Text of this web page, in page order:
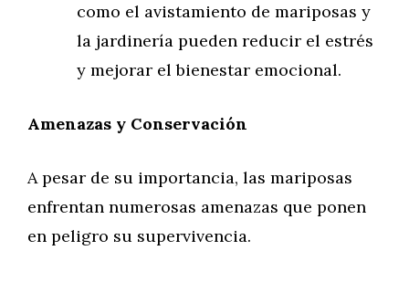
como el avistamiento de mariposas y
la jardinería pueden reducir el estrés
y mejorar el bienestar emocional.
Amenazas y Conservación
A pesar de su importancia, las mariposas
enfrentan numerosas amenazas que ponen
en peligro su supervivencia.